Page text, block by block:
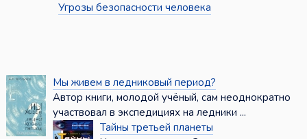
Угрозы безопасности человека
Мы живем в ледниковый период?
Автор книги, молодой учёный, сам неоднократно
участвовал в экспедициях на ледники ...
Тайны третьей планеты